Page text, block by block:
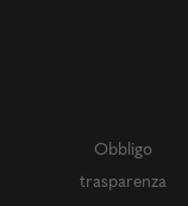
Obbligo
trasparenza